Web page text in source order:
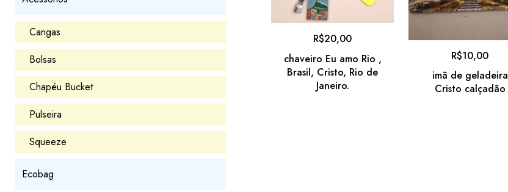
chaveiro Eu amo Rio ,
Brasil, Cristo, Rio de
Janeiro.
R$20,00
imã de geladeira
Cristo calçadão
R$10,00
Cangas
Bolsas
Chapéu Bucket
Pulseira
Squeeze
Ecobag